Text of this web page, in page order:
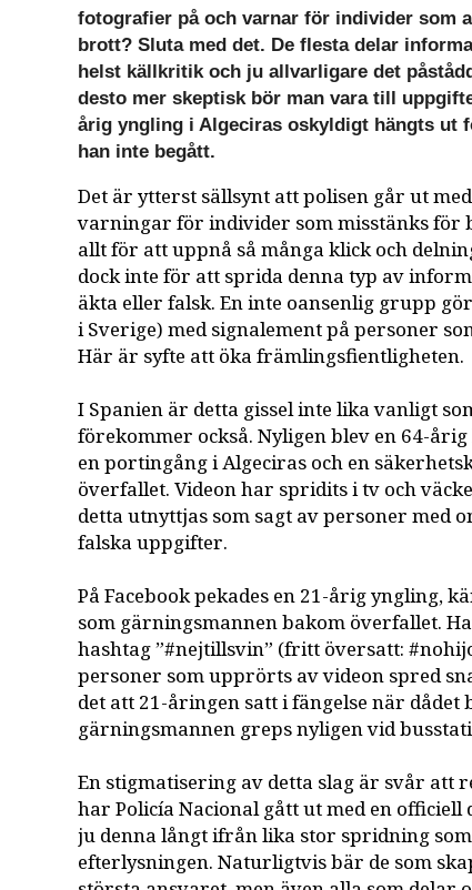
fotografier på och varnar för individer som
brott? Sluta med det. De flesta delar
helst källkritik och ju allvarligare det
desto mer skeptisk bör man vara till
årig yngling i Algeciras oskyldigt hängts ut
han inte begått.
Det är ytterst sällsynt att polisen går ut
varningar för individer som misstänks för
allt för att uppnå så många klick och
dock inte för att sprida denna typ av
äkta eller falsk. En inte oansenlig grupp
i Sverige) med signalement på personer
Här är syfte att öka främlingsfientligheten.
I Spanien är detta gissel inte lika vanligt
förekommer också. Nyligen blev en 64-
en portingång i Algeciras och en
överfallet. Videon har spridits i tv och
detta utnyttjas som sagt av personer med
falska uppgifter.
På Facebook pekades en 21-årig yngling,
som gärningsmannen bakom överfallet.
hashtag ”#nejtillsvin” (fritt översatt:
personer som upprörts av videon spred
det att 21-åringen satt i fängelse när dådet
gärningsmannen greps nyligen vid
En stigmatisering av detta slag är svår att
har Policía Nacional gått ut med en
ju denna långt ifrån lika stor spridning
efterlysningen. Naturligtvis bär de som